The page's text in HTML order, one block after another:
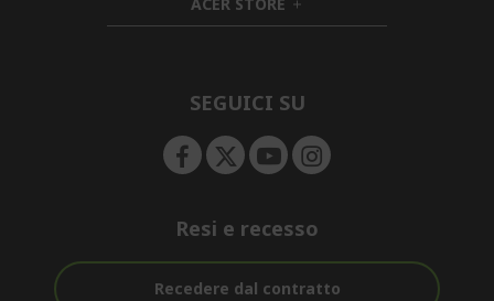
e
n
d
d
ACER STORE h
i
e
SEGUICI SU
Resi e recesso
Recedere dal contratto